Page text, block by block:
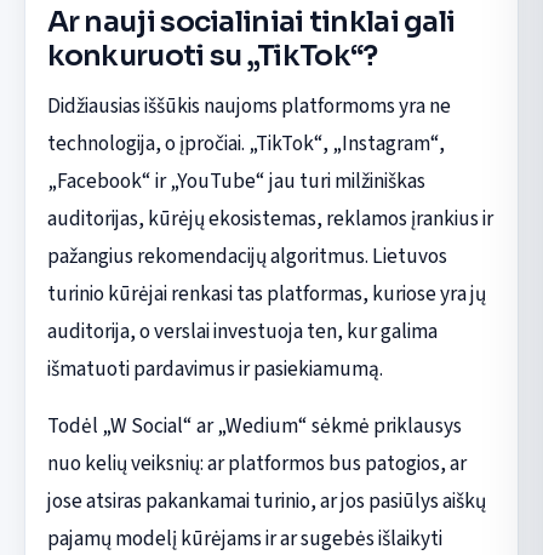
Ar nauji socialiniai tinklai gali
konkuruoti su „TikTok“?
Didžiausias iššūkis naujoms platformoms yra ne
technologija, o įpročiai. „TikTok“, „Instagram“,
„Facebook“ ir „YouTube“ jau turi milžiniškas
auditorijas, kūrėjų ekosistemas, reklamos įrankius ir
pažangius rekomendacijų algoritmus. Lietuvos
turinio kūrėjai renkasi tas platformas, kuriose yra jų
auditorija, o verslai investuoja ten, kur galima
išmatuoti pardavimus ir pasiekiamumą.
Todėl „W Social“ ar „Wedium“ sėkmė priklausys
nuo kelių veiksnių: ar platformos bus patogios, ar
jose atsiras pakankamai turinio, ar jos pasiūlys aiškų
pajamų modelį kūrėjams ir ar sugebės išlaikyti